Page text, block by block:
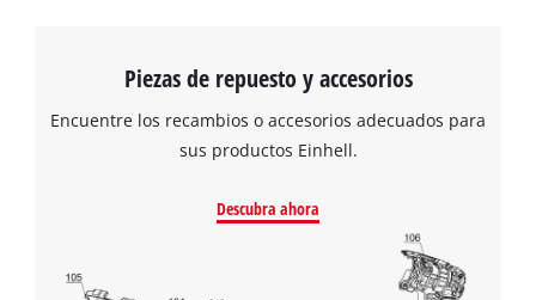
Piezas de repuesto y accesorios
Encuentre los recambios o accesorios adecuados para
sus productos Einhell.
Descubra ahora